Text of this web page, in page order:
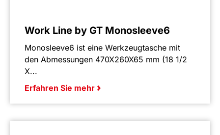
Work Line by GT Monosleeve6
Monosleeve6 ist eine Werkzeugtasche mit
den Abmessungen 470X260X65 mm (18 1/2
X...
Erfahren Sie mehr